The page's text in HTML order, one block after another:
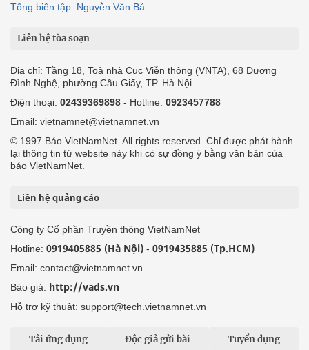
Tổng biên tập: Nguyễn Văn Bá
Liên hệ tòa soạn
Địa chỉ: Tầng 18, Toà nhà Cục Viễn thông (VNTA), 68 Dương
Đình Nghệ, phường Cầu Giấy, TP. Hà Nội.
Điện thoại: 02439369898 - Hotline: 0923457788
Email: vietnamnet@vietnamnet.vn
© 1997 Báo VietNamNet. All rights reserved. Chỉ được phát hành
lại thông tin từ website này khi có sự đồng ý bằng văn bản của
báo VietNamNet.
Liên hệ quảng cáo
Công ty Cổ phần Truyền thông VietNamNet
Hotline: 0919405885 (Hà Nội) - 0919435885 (Tp.HCM)
Email: contact@vietnamnet.vn
Báo giá: http://vads.vn
Hỗ trợ kỹ thuật: support@tech.vietnamnet.vn
Tải ứng dụng Độc giả gửi bài Tuyển dụng